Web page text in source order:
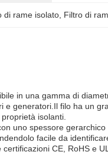
di rame isolato Filtro di
in una gamma di
generatori.Il filo ha un
isolanti.
uno spessore
facile da
CE, RoHS e